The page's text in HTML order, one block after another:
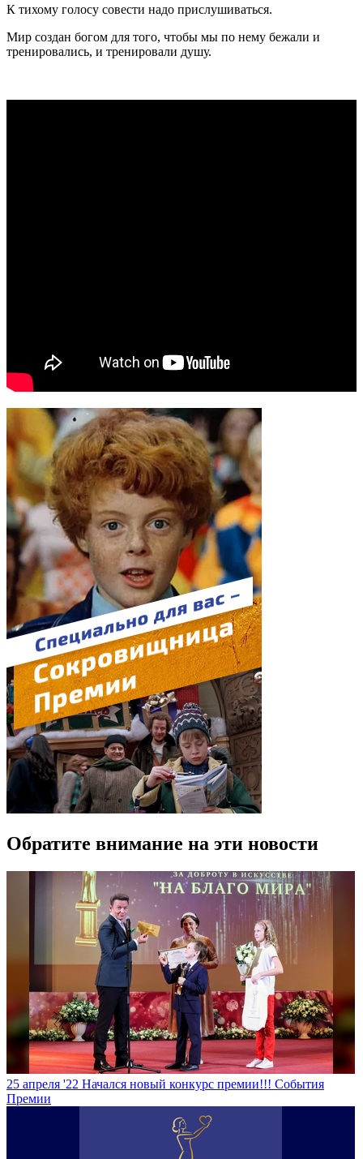
К тихому голосу совести надо прислушиваться.
Мир создан богом для того, чтобы мы по нему бежали и
тренировались, и тренировали душу.
Обратите внимание на эти новости
25 апреля '22 Начался новый конкурс премии!!! События
Премии